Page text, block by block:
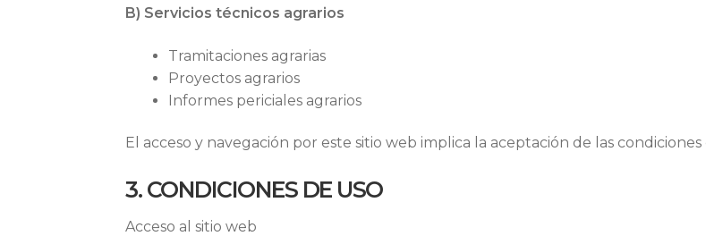
B) Servicios técnicos agrarios
Tramitaciones agrarias
Proyectos agrarios
Informes periciales agrarios
El acceso y navegación por este sitio web implica la aceptación de las
3. CONDICIONES DE USO
Acceso al sitio web